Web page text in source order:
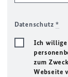
Datenschutz*
Ich willige
zum
Webseite